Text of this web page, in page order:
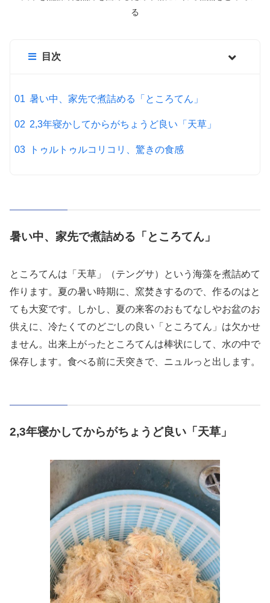
る
目次
暑い中、家先で煮詰める「ところてん」
2,3年寝かしてからがちょうど良い「天草」
トゥルトゥルコリコリ、驚きの食感
暑い中、家先で煮詰める「ところてん」
ところてんは「天草」（テングサ）という海藻を煮詰めて
作ります。夏の暑い時期に、窯焚きするので、作るのはと
ても大変です。しかし、夏の来客のおもてなしやお盆のお
供えに、冷たくてのどごしの良い「ところてん」は欠かせ
ません。出来上がったところてんは棒状にして、水の中で
保存します。食べる前に天突きで、ニュルっと出します。
2,3年寝かしてからがちょうど良い「天草」